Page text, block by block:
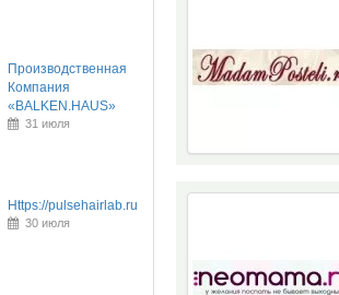
Производственная
Компания
«BALKEN.HAUS»
31 июля
Https://pulsehairlab.ru
30 июля